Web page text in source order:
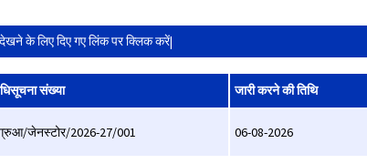
के लिए दिए गए लिंक पर क्लिक करें|
संख्या जारी करने की तिथि
जेनस्टोर/2026-27/001 06-08-2026